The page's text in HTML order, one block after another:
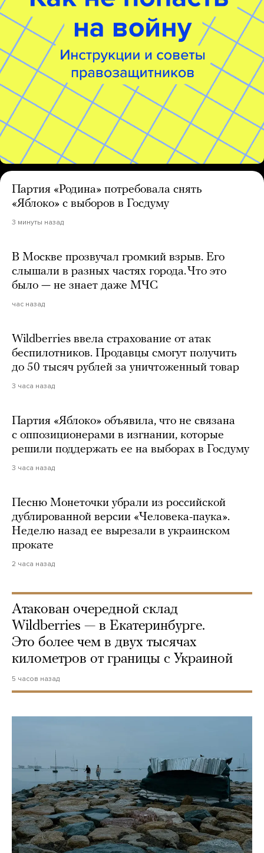
Партия «Родина» потребовала снять
«Яблоко» с выборов в Госдуму
3 минуты назад
В Москве прозвучал громкий взрыв. Его
слышали в разных частях города. Что это
было — не знает даже МЧС
час назад
Wildberries ввела страхование от атак
беспилотников. Продавцы смогут получить
до 50 тысяч рублей за уничтоженный товар
3 часа назад
Партия «Яблоко» объявила, что не связана
с оппозиционерами в изгнании, которые
решили поддержать ее на выборах в Госдуму
3 часа назад
Песню Монеточки убрали из российской
дублированной версии «Человека-паука».
Неделю назад ее вырезали в украинском
прокате
2 часа назад
Атакован очередной склад
Wildberries — в Екатеринбурге.
Это более чем в двух тысячах
километров от границы с Украиной
5 часов назад